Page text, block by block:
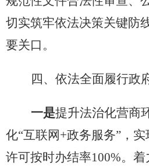
切实筑牢依法决策关键防
要关口。
四、依法全面履行政
一是提升法治化营商
化“互联网 +政务服务”，
许可按时办结率100%。